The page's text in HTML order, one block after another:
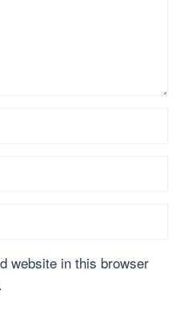
website in this browser